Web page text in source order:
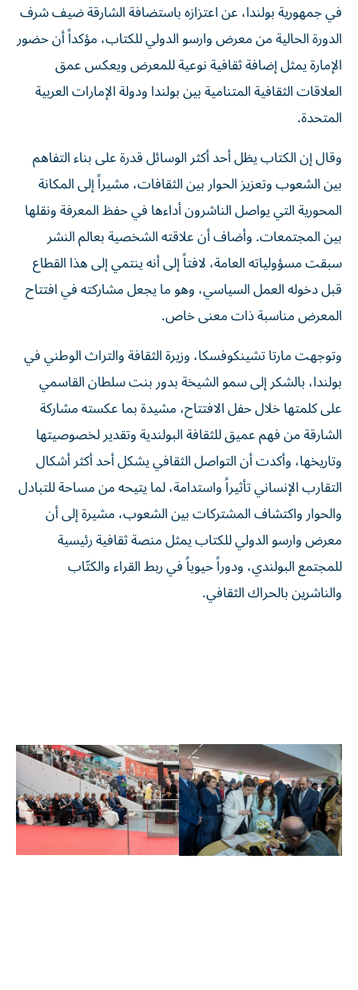
في جمهورية بولندا، عن اعتزازه باستضافة الشارقة ضيف شرف
الدورة الحالية من معرض وارسو الدولي للكتاب، مؤكداً أن حضور
الإمارة يمثل إضافة ثقافية نوعية للمعرض ويعكس عمق
العلاقات الثقافية المتنامية بين بولندا ودولة الإمارات العربية
المتحدة.
وقال إن الكتاب يظل أحد أكثر الوسائل قدرة على بناء التفاهم
بين الشعوب وتعزيز الحوار بين الثقافات، مشيراً إلى المكانة
المحورية التي يواصل الناشرون أداءها في حفظ المعرفة ونقلها
بين المجتمعات. وأضاف أن علاقته الشخصية بعالم النشر
سبقت مسؤولياته العامة، لافتاً إلى أنه ينتمي إلى هذا القطاع
قبل دخوله العمل السياسي، وهو ما يجعل مشاركته في افتتاح
المعرض مناسبة ذات معنى خاص.
وتوجهت مارتا تشينكوفسكا، وزيرة الثقافة والتراث الوطني في
بولندا، بالشكر إلى سمو الشيخة بدور بنت سلطان القاسمي
على كلمتها خلال حفل الافتتاح، مشيدة بما عكسته مشاركة
الشارقة من فهم عميق للثقافة البولندية وتقدير لخصوصيتها
وتاريخها، وأكدت أن التواصل الثقافي يشكل أحد أكثر أشكال
التقارب الإنساني تأثيراً واستدامة، لما يتيحه من مساحة للتبادل
والحوار واكتشاف المشتركات بين الشعوب، مشيرة إلى أن
معرض وارسو الدولي للكتاب يمثل منصة ثقافية رئيسية
للمجتمع البولندي، ودوراً حيوياً في ربط القراء والكتّاب
والناشرين بالحراك الثقافي.